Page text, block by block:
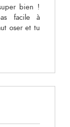
bien !
facile à
oser et tu